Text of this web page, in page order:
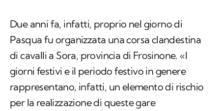
Due anni fa, infatti, proprio nel giorno di
Pasqua fu organizzata una corsa clandestina
di cavalli a Sora, provincia di Frosinone. «I
giorni festivi e il periodo festivo in genere
rappresentano, infatti, un elemento di rischio
per la realizzazione di queste gare